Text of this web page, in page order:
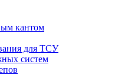
кантом
для ТСУ
систем